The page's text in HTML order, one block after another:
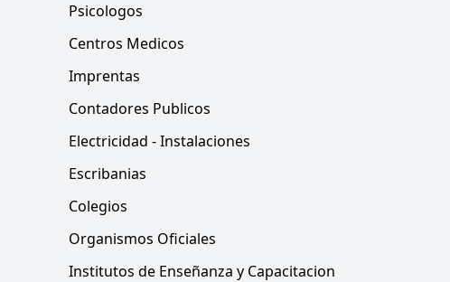
Psicologos
Centros Medicos
Imprentas
Contadores Publicos
Electricidad - Instalaciones
Escribanias
Colegios
Organismos Oficiales
Institutos de Enseñanza y Capacitacion